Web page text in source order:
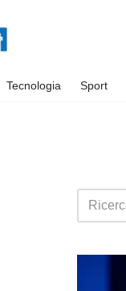
Tecnologia Sport